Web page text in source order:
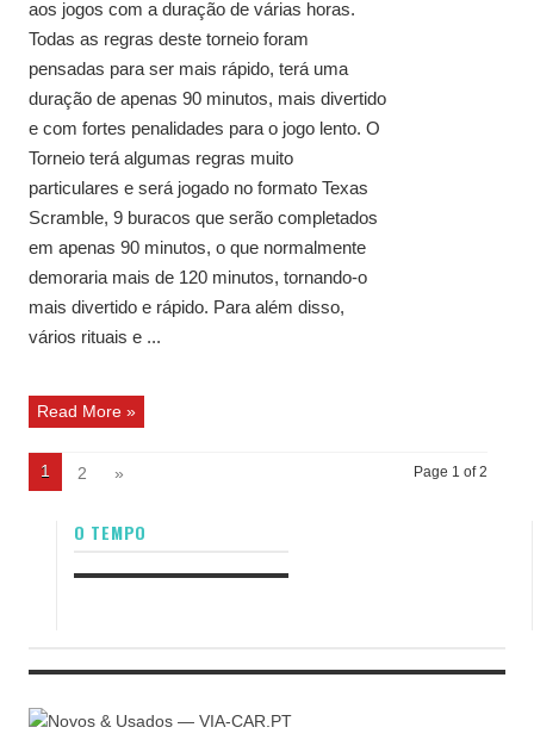
aos jogos com a duração de várias horas.
Todas as regras deste torneio foram
pensadas para ser mais rápido, terá uma
duração de apenas 90 minutos, mais divertido
e com fortes penalidades para o jogo lento. O
Torneio terá algumas regras muito
particulares e será jogado no formato Texas
Scramble, 9 buracos que serão completados
em apenas 90 minutos, o que normalmente
demoraria mais de 120 minutos, tornando-o
mais divertido e rápido. Para além disso,
vários rituais e ...
Read More »
Page 1 of 2
1 2 »
O TEMPO